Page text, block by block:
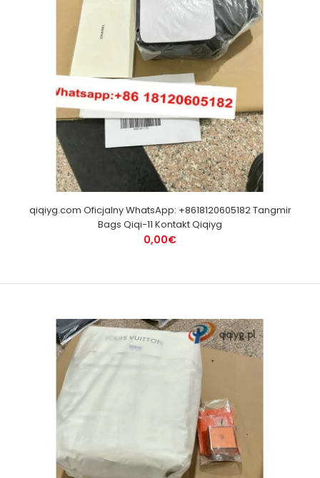
qiqiyg.com Oficjalny WhatsApp: +8618120605182 Tangmir
Bags Qiqi-11 Kontakt Qiqiyg
0,00€